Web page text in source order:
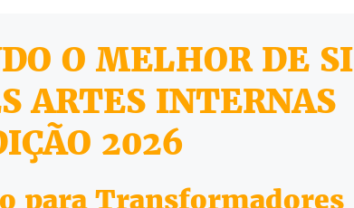
O MELHOR DE SI
ARTES INTERNAS
2026
para Transformadores